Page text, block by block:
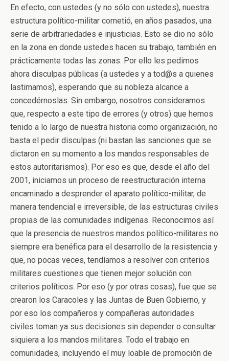
En efecto, con ustedes (y no sólo con ustedes), nuestra
estructura político-militar cometió, en años pasados, una
serie de arbitrariedades e injusticias. Esto se dio no sólo
en la zona en donde ustedes hacen su trabajo, también en
prácticamente todas las zonas. Por ello les pedimos
ahora disculpas públicas (a ustedes y a tod@s a quienes
lastimamos), esperando que su nobleza alcance a
concedérnoslas. Sin embargo, nosotros consideramos
que, respecto a este tipo de errores (y otros) que hemos
tenido a lo largo de nuestra historia como organización, no
basta el pedir disculpas (ni bastan las sanciones que se
dictaron en su momento a los mandos responsables de
estos autoritarismos). Por eso es que, desde el año del
2001, iniciamos un proceso de reestructuración interna
encaminado a desprender el aparato político-militar, de
manera tendencial e irreversible, de las estructuras civiles
propias de las comunidades indígenas. Reconocimos así
que la presencia de nuestros mandos político-militares no
siempre era benéfica para el desarrollo de la resistencia y
que, no pocas veces, tendíamos a resolver con criterios
militares cuestiones que tienen mejor solución con
criterios políticos. Por eso (y por otras cosas), fue que se
crearon los Caracoles y las Juntas de Buen Gobierno, y
por eso los compañeros y compañeras autoridades
civiles toman ya sus decisiones sin depender o consultar
siquiera a los mandos militares. Todo el trabajo en
comunidades, incluyendo el muy loable de promoción de